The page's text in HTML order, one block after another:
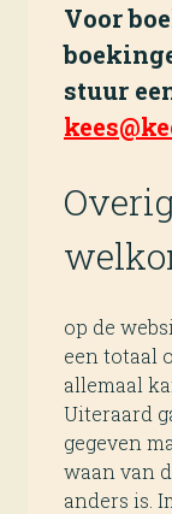
Voor
stuur
op de
een totaal
allemaal
Uiteraard
gegeven
waan van
anders is.